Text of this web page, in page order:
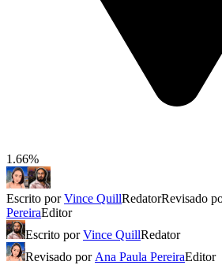
1.66%
Escrito porVince QuillRedatorRevisado
PereiraEditor
Escrito porVince QuillRedator
Revisado por Ana Paula PereiraEditor